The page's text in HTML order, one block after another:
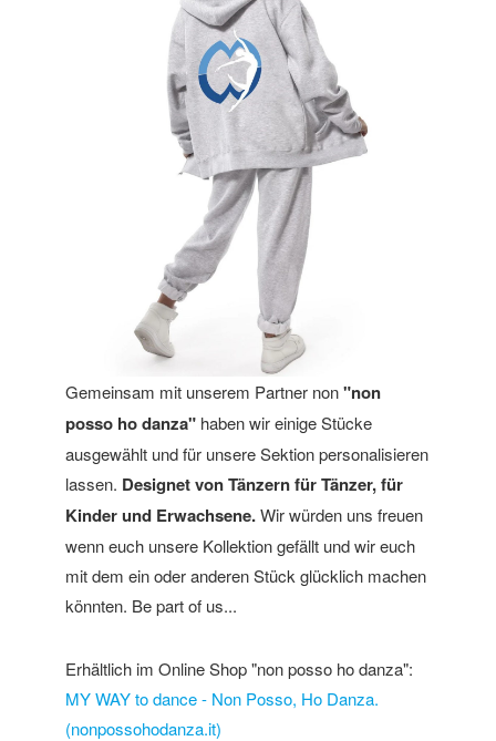
Gemeinsam mit unserem Partner non"non
posso ho danza" haben wir einige Stücke
ausgewählt und für unsere Sektion personalisieren
lassen. Designet von Tänzern für Tänzer, für
Kinder und Erwachsene.Wir würden uns freuen
wenn euch unsere Kollektion gefällt und wir euch
mit dem ein oder anderen Stück glücklich machen
könnten. Be part of us...
Erhältlich im Online Shop "non posso ho danza":
MY WAY to dance - Non Posso, Ho Danza.
(nonpossohodanza.it)